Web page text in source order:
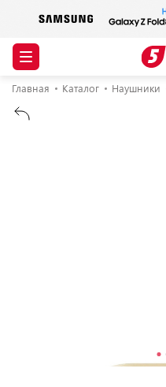
Главная Каталог Наушники